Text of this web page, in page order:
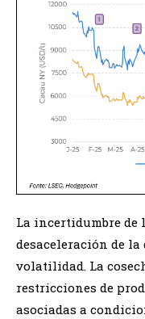
La incertidumbre
desaceleración de
volatilidad. La
restricciones de
asociadas a